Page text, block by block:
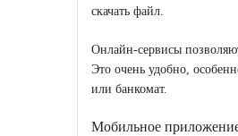
скачать файл.
Онлайн-сервисы
Это очень удобно,
или банкомат.
Мобильное